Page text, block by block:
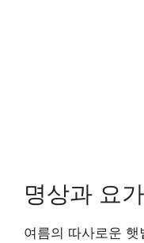
명상과 요가
여름의 따사로운